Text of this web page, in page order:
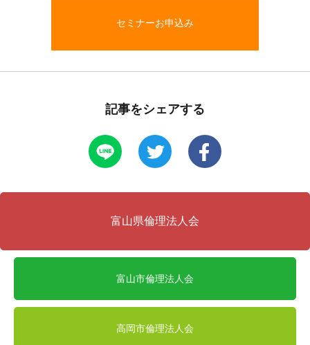
セミナーお申込み
記事をシェアする
富山県倫理法人会
富山市倫理法人会
高岡市倫理法人会